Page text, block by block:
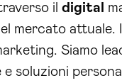
il digital
mercato attuale.
Siamo
e soluzioni